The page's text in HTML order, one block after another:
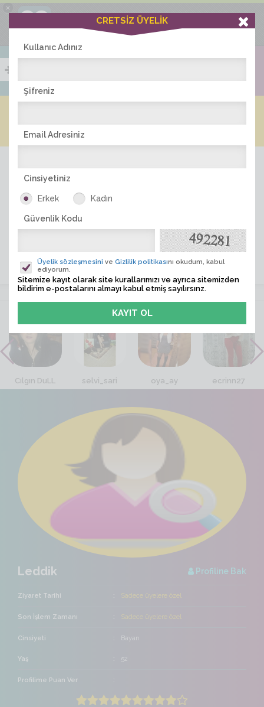
×
Ciddiask Uygulaması
+1 Hafta Gold Üyelik Kazan
Bedava - com.ciddi.ask
İNDİR
ÜYE ARA
VİTRİN
Cılgın DuLL selvi_sari oya_ay ecrinn27
Leddik Profiline Bak
Ziyaret Tarihi Sadece üyelere özel
Son İşlem Zamanı Sadece üyelere özel
Cinsiyeti Bayan
Yaş 52
Profilime Puan Ver
CRETSİZ ÜYELİK
Kullanıc Adınız
Şifreniz
Email Adresiniz
Cinsiyetiniz
Erkek Kadın
Güvenlik Kodu
Üyelik sözleşmesini ve Gizlilik politikasını okudum, kabul
ediyorum.
Sitemize kayıt olarak site kurallarımızı ve ayrıca sitemizden
bildirim e-postalarını almayı kabul etmiş sayılırsınz.